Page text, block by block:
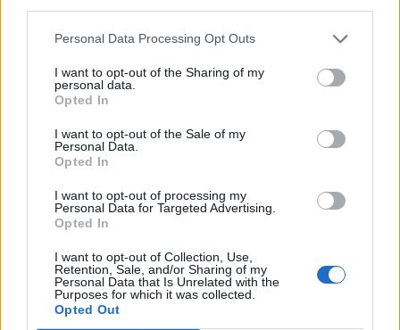
Personal Data Processing Opt Outs
I want to opt-out of the Sharing of my
personal data.
Opted In
I want to opt-out of the Sale of my
Personal Data.
Opted In
I want to opt-out of processing my
Personal Data for Targeted Advertising.
Opted In
I want to opt-out of Collection, Use,
Retention, Sale, and/or Sharing of my
Personal Data that Is Unrelated with the
Purposes for which it was collected.
Opted Out
Lucas Raymond, Detroit Red Wings
Alexander Wennberg, San Jose Sharks
Mika Zibanejad, New York Rangers
Tsekkaa myös:Ruotsi kasaa jäätävää nippua MM-kisoihin –
Filip Forsberg liittyy Tre Kronoriin